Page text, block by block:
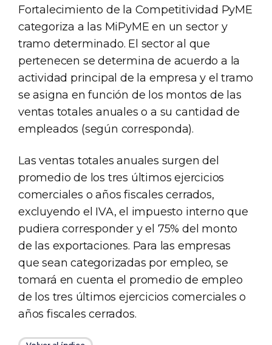
Fortalecimiento de la Competitividad PyME
categoriza a las MiPyME en un sector y
tramo determinado. El sector al que
pertenecen se determina de acuerdo a la
actividad principal de la empresa y el tramo
se asigna en función de los montos de las
ventas totales anuales o a su cantidad de
empleados (según corresponda).
Las ventas totales anuales surgen del
promedio de los tres últimos ejercicios
comerciales o años fiscales cerrados,
excluyendo el IVA, el impuesto interno que
pudiera corresponder y el 75% del monto
de las exportaciones. Para las empresas
que sean categorizadas por empleo, se
tomará en cuenta el promedio de empleo
de los tres últimos ejercicios comerciales o
años fiscales cerrados.